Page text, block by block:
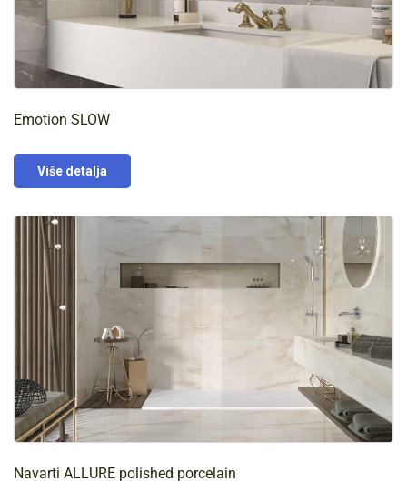
Emotion SLOW
Više detalja
Navarti ALLURE polished porcelain